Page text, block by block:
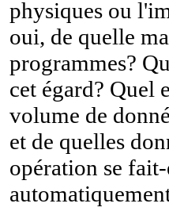
physiques ou
oui, de quelle
programmes?
cet égard? Quel
volume de
et de quelles
opération se